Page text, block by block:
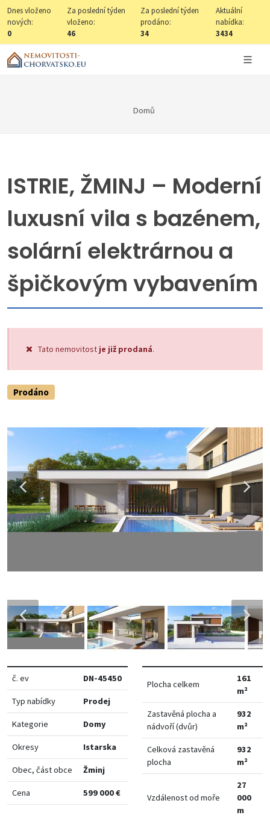
Dnes vloženo
nových:
0
Za poslední týden
vloženo:
46
Za poslední týden
prodáno:
34
Aktuální
nabídka:
3434
Domů
ISTRIE, ŽMINJ – Moderní
luxusní vila s bazénem,
solární elektrárnou a
špičkovým vybavením
Tato nemovitost je již prodaná.
Prodáno
č. ev DN-45450
Typ nabídky Prodej
Kategorie Domy
Okresy Istarska
Obec, část obce Žminj
Cena 599 000 €
Plocha celkem
161
m²
Zastavěná plocha a
nádvoří (dvůr)
932
m²
Celková zastavěná
plocha
932
m²
Vzdálenost od moře
27
000
m